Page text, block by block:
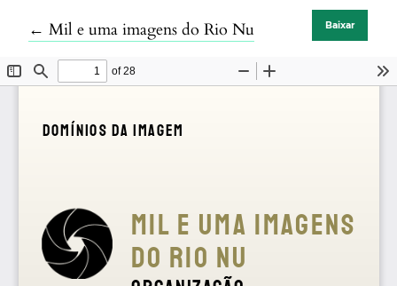
← Voltar aos Detalhes do Artigo
Mil e uma imagens do Rio Nu Baixar